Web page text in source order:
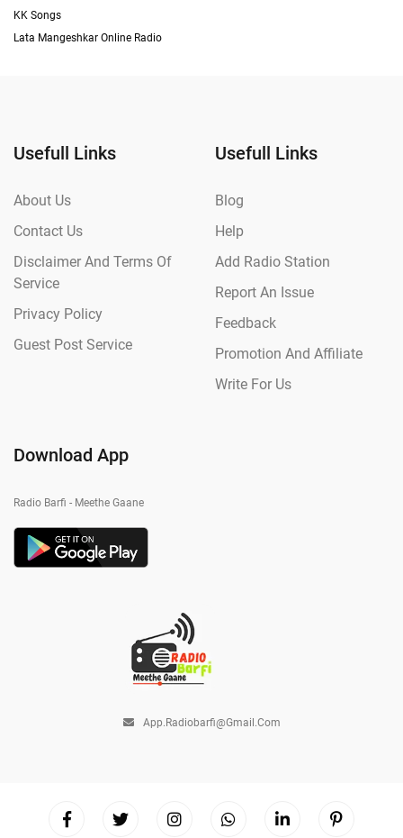
KK Songs
Lata Mangeshkar Online Radio
Usefull Links
About Us
Contact Us
Disclaimer And Terms Of
Service
Privacy Policy
Guest Post Service
Usefull Links
Blog
Help
Add Radio Station
Report An Issue
Feedback
Promotion And Affiliate
Write For Us
Download App
Radio Barfi - Meethe Gaane
App.radiobarfi@gmail.com